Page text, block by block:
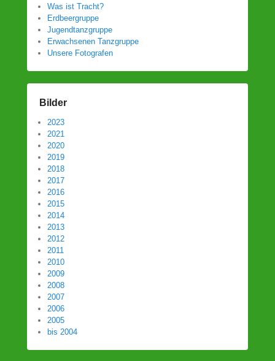
Was ist Tracht?
Erdbeergruppe
Jugendtanzgruppe
Erwachsenen Tanzgruppe
Unsere Fotografen
Bilder
2023
2021
2020
2019
2018
2017
2016
2015
2014
2013
2012
2011
2010
2009
2008
2007
2006
2005
bis 2004